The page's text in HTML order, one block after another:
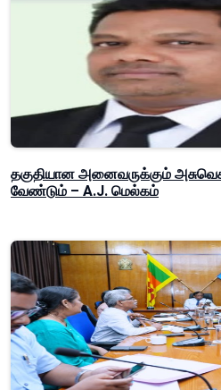
தகுதியான அனைவருக்கும்
வேண்டும் – A.J. மெல்கம்